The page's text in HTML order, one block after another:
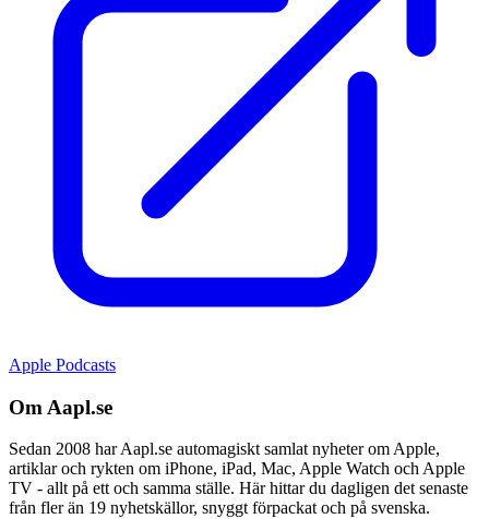
Apple Podcasts
Om Aapl.se
Sedan 2008 har Aapl.se automagiskt samlat nyheter om Apple,
artiklar och rykten om iPhone, iPad, Mac, Apple Watch och Apple
TV - allt på ett och samma ställe. Här hittar du dagligen det senaste
från fler än 19 nyhetskällor, snyggt förpackat och på svenska.